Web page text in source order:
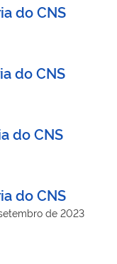
do CNS
do CNS
do CNS
do CNS
de 2023